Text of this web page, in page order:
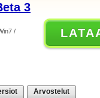
3
/
Arvostelut